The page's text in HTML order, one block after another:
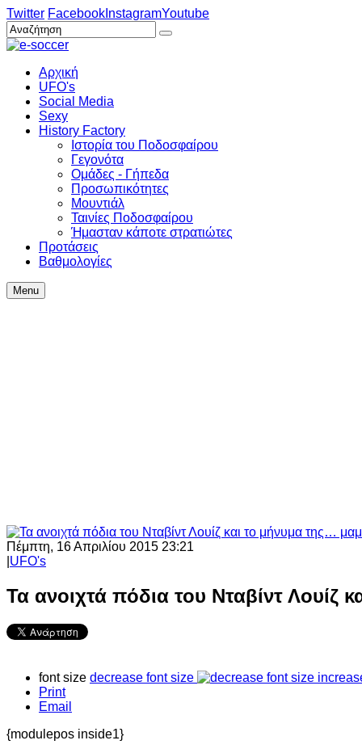
Twitter Facebook InstagramYoutube
Αρχική
UFO's
Social Media
Sexy
History Factory
Ιστορία του Ποδοσφαίρου
Γεγονότα
Ομάδες - Γήπεδα
Προσωπικότητες
Μουντιάλ
Ταινίες Ποδοσφαίρου
Ήμασταν κάποτε στρατιώτες
Προτάσεις
Βαθμολογίες
Menu
Πέμπτη, 16 Απριλίου 2015 23:21
UFO's
Τα ανοιχτά πόδια του Νταβίντ Λουίζ
font size decrease font size
Print
Email
{modulepos inside1}